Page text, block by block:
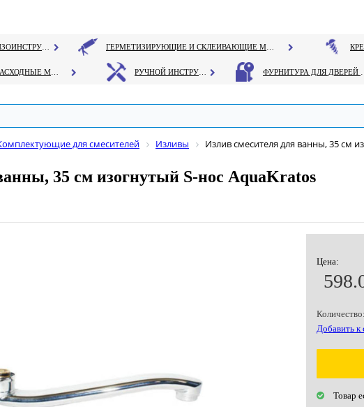
для смесителей Изливы Излив смесителя для ванны, 35 см
35 см изогнутый S-нос AquaKratos
Цена:
Количество:
Добавить
Товар